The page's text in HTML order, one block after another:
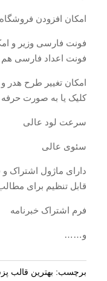
امکان افزودن
فونت فارسی وزیر و
فونت اعداد فارسی
امکان تغییر طرح هدر
کلیک یا به صورت حرفه
سرعت لود عالی
سئوی عالی
دارای ماژول اشتراک
قابل تنظیم برای
فرم اشتراک خبرنامه
و……
برچسب: بهترین قالب